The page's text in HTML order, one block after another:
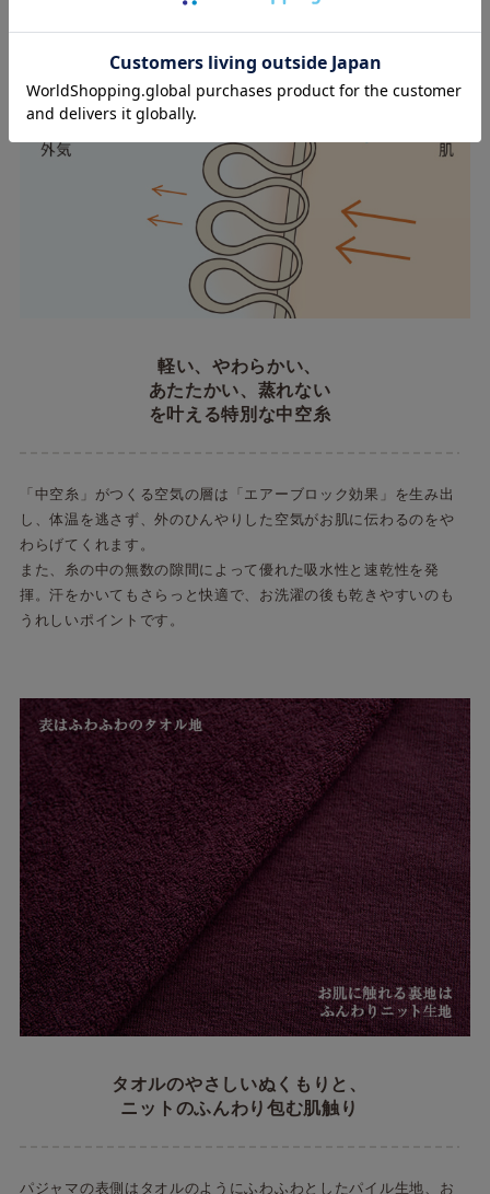
軽い、やわらかい、
あたたかい、蒸れない
を叶える特別な中空糸
「中空糸」がつくる空気の層は「エアーブロック効果」を生み出
し、体温を逃さず、外のひんやりした空気がお肌に伝わるのをや
わらげてくれます。
また、糸の中の無数の隙間によって優れた吸水性と速乾性を発
揮。汗をかいてもさらっと快適で、お洗濯の後も乾きやすいのも
うれしいポイントです。
タオルのやさしいぬくもりと、
ニットのふんわり包む肌触り
パジャマの表側はタオルのようにふわふわとしたパイル生地、お